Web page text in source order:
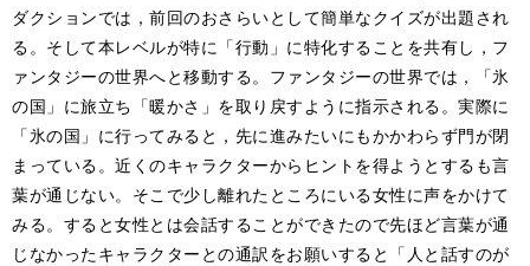
ダクションでは，前回のおさらいとして簡単なクイズが出題され
る。そして本レベルが特に「行動」に特化することを共有し，フ
ァンタジーの世界へと移動する。ファンタジーの世界では，「氷
の国」に旅立ち「暖かさ」を取り戻すように指示される。実際に
「氷の国」に行ってみると，先に進みたいにもかかわらず門が閉
まっている。近くのキャラクターからヒントを得ようとするも言
葉が通じない。そこで少し離れたところにいる女性に声をかけて
みる。すると女性とは会話することができたので先ほど言葉が通
じなかったキャラクターとの通訳をお願いすると「人と話すのが